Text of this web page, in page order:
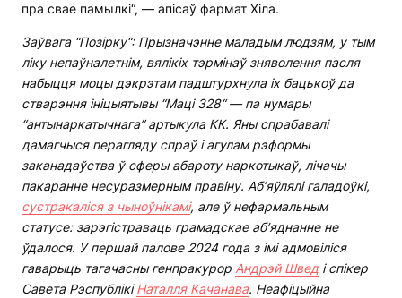
пра свае памылкі“, — апісаў фармат Хіла.
Заўвага “Позірку“: Прызначэнне маладым людзям, у тым
ліку непаўналетнім, вялікіх тэрмінаў зняволення пасля
набыцця моцыдэкрэтампадштурхнула іх бацькоў да
стварэння ініцыятывы “Маці 328“ — па нумары
“антынаркатычнага” артыкула КК. Яны спрабавалі
дамагчыся перагляду спраў іагуламрэформы
заканадаўства ў сферы абароту наркотыкаў, лічачы
пакаранне несуразмерным правіну. Аб’яўлялі галадоўкі,
сустракаліся з чыноўнікамі, але ў нефармальным
статусе: зарэгістраваць грамадскае аб’яднанне не
ўдалося. У першай палове 2024 года з імі адмовіліся
гаварыць тагачасны генпракурор Андрэй Швед і спікер
Савета РэспублікіНаталля Качанава. Неафіцыйна